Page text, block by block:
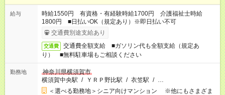
給与
時給1550円 有資格・有経験時給1700円 介護福祉士時給
1800円 ■日払いOK（規定あり）※即日払い不可
交通費別途支給あり
交通費
交通費全額支給 ■ガソリン代も全額支給（規定あ
り） ■無料駐車場もご相談ください
勤務地
神奈川県横須賀市
横須賀中央駅 / ＹＲＰ野比駅 / 衣笠駅 / …
＜選べる勤務地＞シニア向けマンション ※他にもさまざま